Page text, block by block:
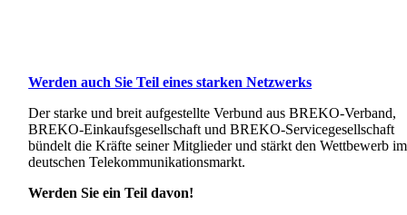
Werden auch Sie Teil eines starken Netzwerks
Der starke und breit aufgestellte Verbund aus BREKO-Verband,
BREKO-Einkaufsgesellschaft und BREKO-Servicegesellschaft
bündelt die Kräfte seiner Mitglieder und stärkt den Wettbewerb im
deutschen Telekommunikationsmarkt.
Werden Sie ein Teil davon!